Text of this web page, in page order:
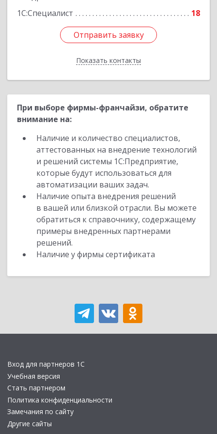
1С:Специалист
18
Отправить заявку
Показать контакты
Отправить заявку
Назад
При выборе фирмы-франчайзи, обратите
внимание на:
Наличие и количество специалистов,
аттестованных на внедрение технологий
и решений системы 1С:Предприятие,
которые будут использоваться для
автоматизации ваших задач.
Наличие опыта внедрения решений
в вашей или близкой отрасли. Вы можете
обратиться к справочнику, содержащему
примеры внедренных партнерами
решений.
Наличие у фирмы сертификата
Вход для партнеров 1С
Учебная версия
Стать партнером
Политика конфиденциальности
Замечания по сайту
Другие сайты